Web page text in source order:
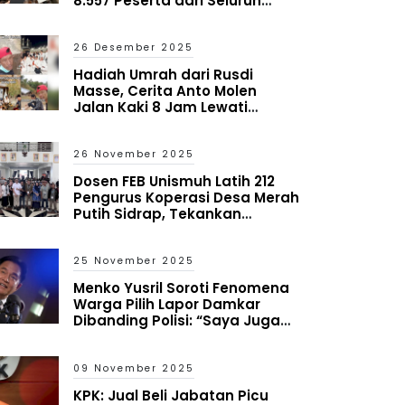
26 Desember 2025
Hadiah Umrah dari Rusdi
Masse, Cerita Anto Molen
Jalan Kaki 8 Jam Lewati
26 November 2025
Dosen FEB Unismuh Latih 212
Pengurus Koperasi Desa Merah
Putih Sidrap, Tekankan
25 November 2025
Menko Yusril Soroti Fenomena
Warga Pilih Lapor Damkar
Dibanding Polisi: “Saya Juga
09 November 2025
KPK: Jual Beli Jabatan Picu